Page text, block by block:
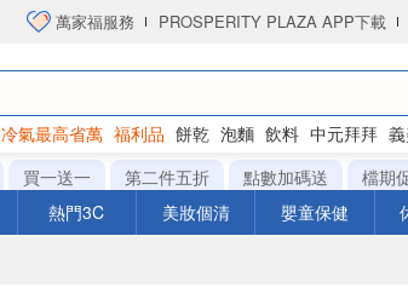
萬家福服務 PROSPERITY PLAZA APP下載
冷氣最高省萬 福利品 餅乾 泡麵 飲料 中元拜拜
買一送一 第二件五折 點數加碼送
檔期
熱門3C 美妝個清 嬰童保健